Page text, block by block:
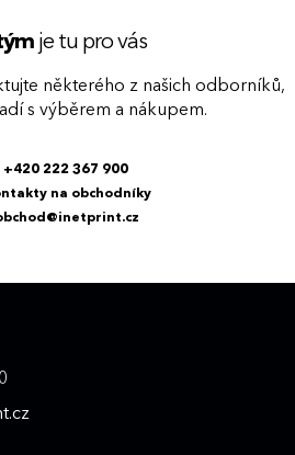
je tu pro vás
některého z našich odborníků,
s výběrem a nákupem.
+420 222 367 900
na obchodníky